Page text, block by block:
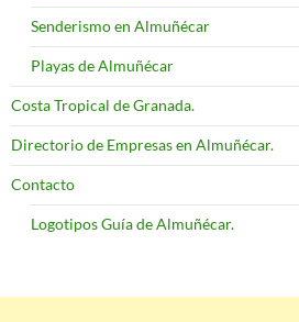
Senderismo en Almuñécar
Playas de Almuñécar
Costa Tropical de Granada.
Directorio de Empresas en Almuñécar.
Contacto
Logotipos Guía de Almuñécar.